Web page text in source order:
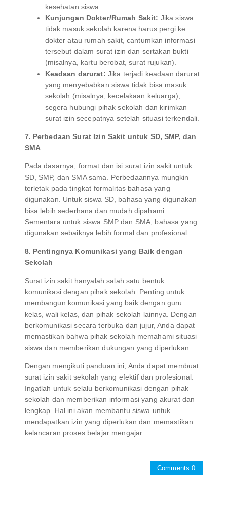
kesehatan siswa.
Kunjungan Dokter/Rumah Sakit: Jika siswa
tidak masuk sekolah karena harus pergi ke
dokter atau rumah sakit, cantumkan informasi
tersebut dalam surat izin dan sertakan bukti
(misalnya, kartu berobat, surat rujukan).
Keadaan darurat: Jika terjadi keadaan darurat
yang menyebabkan siswa tidak bisa masuk
sekolah (misalnya, kecelakaan keluarga),
segera hubungi pihak sekolah dan kirimkan
surat izin secepatnya setelah situasi terkendali.
7. Perbedaan Surat Izin Sakit untuk SD, SMP, dan
SMA
Pada dasarnya, format dan isi surat izin sakit untuk
SD, SMP, dan SMA sama. Perbedaannya mungkin
terletak pada tingkat formalitas bahasa yang
digunakan. Untuk siswa SD, bahasa yang digunakan
bisa lebih sederhana dan mudah dipahami.
Sementara untuk siswa SMP dan SMA, bahasa yang
digunakan sebaiknya lebih formal dan profesional.
8. Pentingnya Komunikasi yang Baik dengan
Sekolah
Surat izin sakit hanyalah salah satu bentuk
komunikasi dengan pihak sekolah. Penting untuk
membangun komunikasi yang baik dengan guru
kelas, wali kelas, dan pihak sekolah lainnya. Dengan
berkomunikasi secara terbuka dan jujur, Anda dapat
memastikan bahwa pihak sekolah memahami situasi
siswa dan memberikan dukungan yang diperlukan.
Dengan mengikuti panduan ini, Anda dapat membuat
surat izin sakit sekolah yang efektif dan profesional.
Ingatlah untuk selalu berkomunikasi dengan pihak
sekolah dan memberikan informasi yang akurat dan
lengkap. Hal ini akan membantu siswa untuk
mendapatkan izin yang diperlukan dan memastikan
kelancaran proses belajar mengajar.
Comments 0